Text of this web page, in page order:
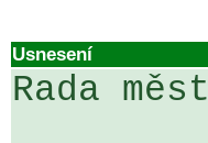
Usnesení
Rada